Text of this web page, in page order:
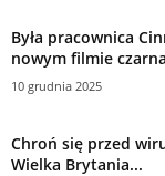
Była pracownica
nowym filmie
10 grudnia 2025
Chroń się przed
Wielka Brytania...